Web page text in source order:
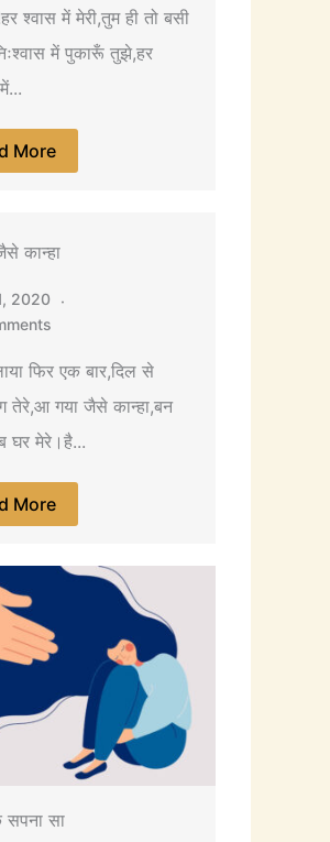
श्वास में मेरी,तुम ही तो बसी
में पुकारूँ तुझे,हर
More
कान्हा
2020
फिर एक बार,दिल से
तेरे,आ गया जैसे कान्हा,बन
घर मेरे।है...
More
सपना सा